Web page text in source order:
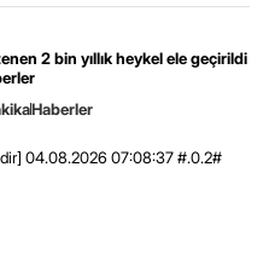
2 bin yıllık heykel ele geçirildi
Haberler
04.08.2026 07:08:37 #.0.2#